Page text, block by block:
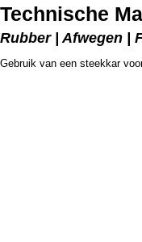
Technische
Rubber | Afwegen |
Gebruik van een steekkar